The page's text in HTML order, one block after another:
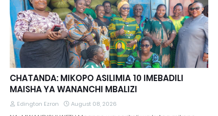
CHATANDA: MIKOPO ASILIMIA 10 IMEBADILI
MAISHA YA WANANCHI MBALIZI
Edington Ezron August 08, 2026